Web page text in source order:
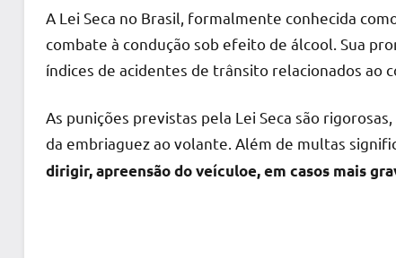
A Lei Seca no Brasil, formalmente conhecida
combate à condução sob efeito de álcool. Sua
índices de acidentes de trânsito relacionados ao
As punições previstas pela Lei Seca são
da embriaguez ao volante. Além de multas
dirigir, apreensão do veículoe, em casos mais